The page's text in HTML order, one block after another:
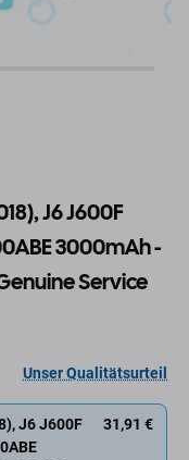
J6 J600F
3000mAh -
Service
Unser Qualitätsurteil
J6 J600F
31,91 €